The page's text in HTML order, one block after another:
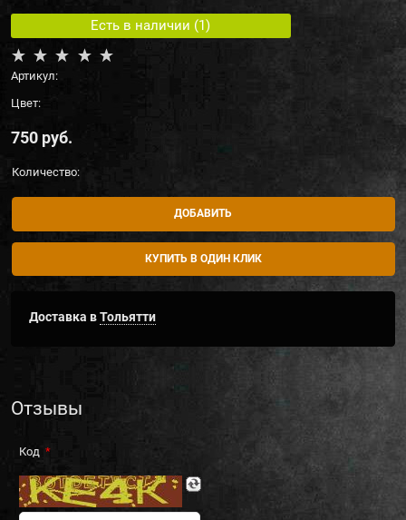
Есть в наличии (1)
Артикул:
Цвет:
750 руб.
Количество:
ДОБАВИТЬ
КУПИТЬ В ОДИН КЛИК
Доставка вТольятти
Отзывы
Код